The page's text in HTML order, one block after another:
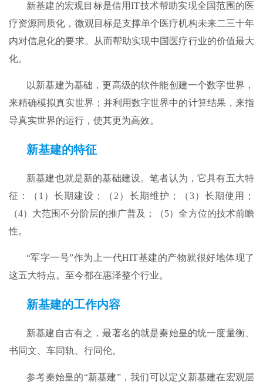
新基建的宏观目标是借用IT技术帮助实现全国范围的医
疗资源同质化，微观目标是支撑单个医疗机构未来二三十年
内对信息化的要求。从而帮助实现中国医疗行业的价值最大
化。
以新基建为基础，更高级的软件能创建一个数字世界，
来精确模拟真实世界；并利用数字世界中的计算结果，来指
导真实世界的运行，使其更为高效。
新基建的特征
新基建也就是新的基础建设。笔者认为，它具有五大特
征：（1）长期建设；（2）长期维护；（3）长期使用；
（4）大范围不分阶层的推广普及；（5）全方位的技术前瞻
性。
“军字一号”作为上一代HIT基建的产物就很好地体现了
这五大特点。至今都在惠泽整个行业。
新基建的工作内容
新基建自古有之，最著名的就是秦始皇的统一度量衡、
书同文、车同轨、行同伦。
参考秦始皇的“新基建”，我们可以定义新基建在宏观层